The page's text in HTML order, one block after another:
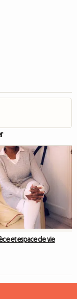
et espace de vie